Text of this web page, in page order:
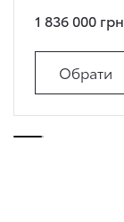
1 836 000 грн
Обрати